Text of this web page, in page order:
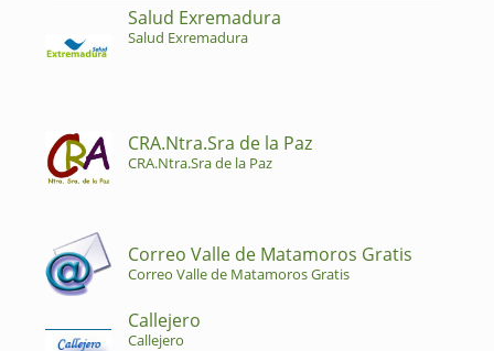
Salud Exremadura
Salud Exremadura
CRA.Ntra.Sra de la Paz
CRA.Ntra.Sra de la Paz
Correo Valle de Matamoros Gratis
Correo Valle de Matamoros Gratis
Callejero
Callejero